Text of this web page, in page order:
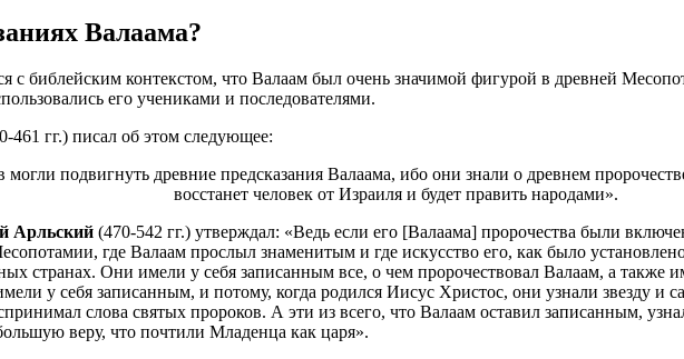
Валаама?
с библейским контекстом, что Валаам был очень значимой фигурой в древней
его учениками и последователями.
461 гг.) писал об этом следующее:
подвигнуть древние предсказания Валаама, ибо они знали о древнем
восстанет человек от Израиля и будет править народами».
Арльский (470-542 гг.) утверждал: «Ведь если его [Валаама] пророчества были
где Валаам прослыл знаменитым и где искусство его, как было
странах. Они имели у себя записанным все, о чем пророчествовал Валаам, а также
у себя записанным, и потому, когда родился Иисус Христос, они узнали звезду и
слова святых пророков. А эти из всего, что Валаам оставил записанным,
веру, что почтили Младенца как царя».